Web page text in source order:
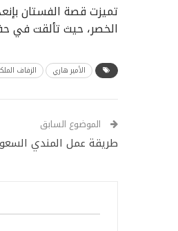
تميزت قصة الفستان
الخصر، حيث تألقت في
الأمير هاري الزفاف
الموضوع السابق
طريقة عمل المندي